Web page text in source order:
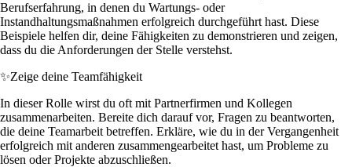
Berufserfahrung, in denen du Wartungs- oder
Instandhaltungsmaßnahmen erfolgreich durchgeführt hast. Diese
Beispiele helfen dir, deine Fähigkeiten zu demonstrieren und zeigen,
dass du die Anforderungen der Stelle verstehst.
✨Zeige deine Teamfähigkeit
In dieser Rolle wirst du oft mit Partnerfirmen und Kollegen
zusammenarbeiten. Bereite dich darauf vor, Fragen zu beantworten,
die deine Teamarbeit betreffen. Erkläre, wie du in der Vergangenheit
erfolgreich mit anderen zusammengearbeitet hast, um Probleme zu
lösen oder Projekte abzuschließen.